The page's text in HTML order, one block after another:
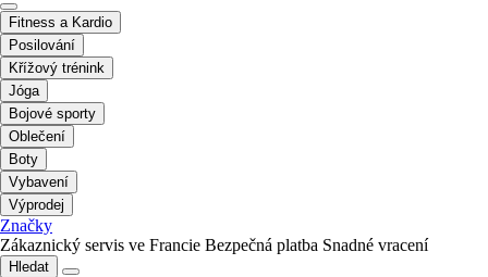
Fitness a Kardio
Posilování
Křížový trénink
Jóga
Bojové sporty
Oblečení
Boty
Vybavení
Výprodej
Značky
Zákaznický servis ve Francie Bezpečná platba Snadné vracení
Hledat